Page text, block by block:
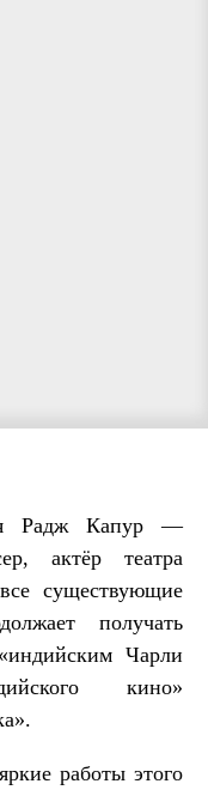
Радж Капур —
актёр театра
существующие
получать
Чарли
кино»
работы этого